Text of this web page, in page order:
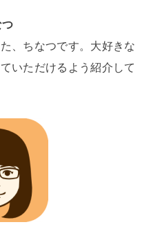
つ
、ちなつです。大好きな
いただけるよう紹介して